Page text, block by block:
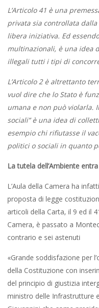
L’Articolo 41 è una
privata sia controllata dalla
libera iniziativa. Ed
multinazionali, è una idea
illegali tutti i tipi di
L’Articolo 2 è altrettanto
vuol dire che lo Stato è
umana e non può violarla.
sociali” è una idea di
esempio chi rifiutasse il
politici o sociali in quanto
La tutela dell’Ambiente
L’Aula della Camera ha
proposta di legge
articoli della Carta, il 9 ed il
Camera, è passato a
contrario e sei astenuti
«Grande soddisfazione per
della Costituzione con
del principio di giustizia
ministro delle Infrastrutture